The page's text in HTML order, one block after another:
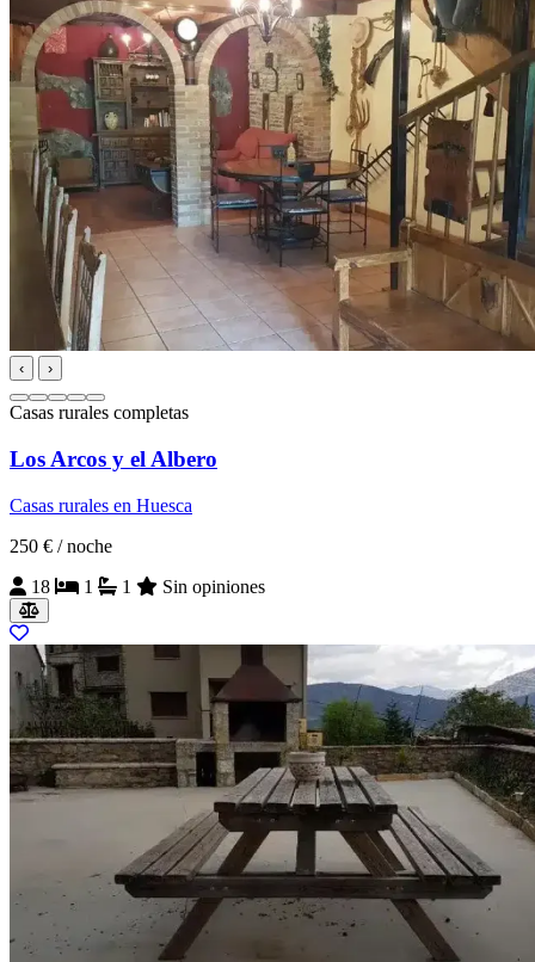
‹ ›
Casas rurales completas
Los Arcos y el Albero
Casas rurales en Huesca
250 € / noche
18
1 1 Sin opiniones